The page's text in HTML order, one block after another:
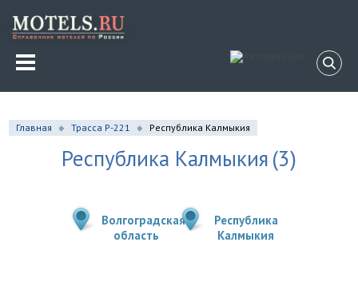
Главная Трасса Р-221 Республика Калмыкия
Республика Калмыкия (3)
Волгоградская
область
Республика
Калмыкия